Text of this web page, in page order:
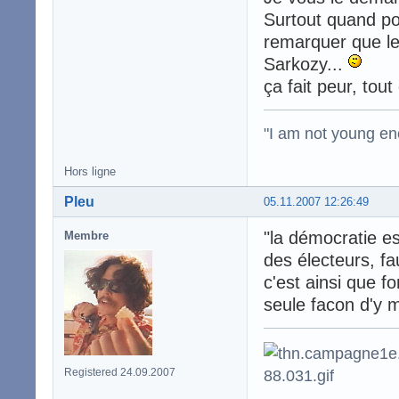
Surtout quand
remarquer que
Sarkozy...
ça fait peur, tout
"I am not young
Hors ligne
05.11.2007 12:26:49
Pleu
Membre
Registered 24.09.2007
"la démocratie
des électeurs,
c'est ainsi que
seule facon d'y